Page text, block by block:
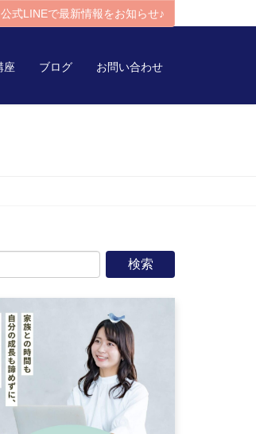
公式LINEで最新情報をお知らせ♪
座 ブログ お問い合わせ